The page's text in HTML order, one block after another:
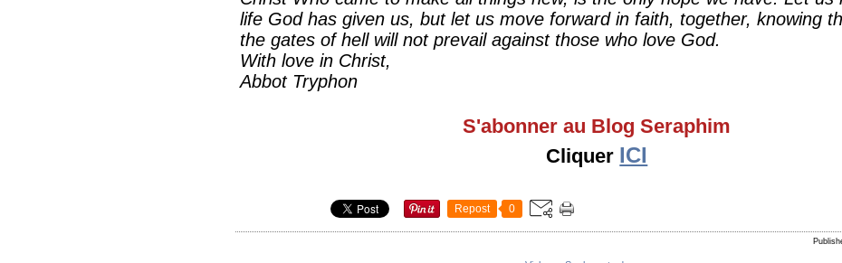
life God has given us, but let us move forward in faith, together, knowing
the gates of hell will not prevail against those who love God.
With love in Christ,
Abbot Tryphon
S'abonner au Blog Seraphim
Cliquer ICI
Repost 0